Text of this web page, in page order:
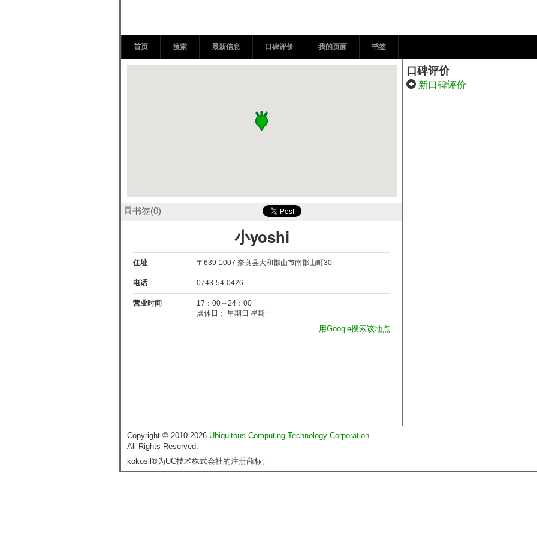
首页 搜索 最新信息 口碑评价 我的页面 书签
书签 0
小yoshi
住址 〒639-1007 奈良县大和郡山市南郡山町30
电话 0743-54-0426
营业时间
17：00～24：00
点休日； 星期日 星期一
用Google搜索该地点
口碑评价
新口碑评价
Copyright © 2010-2026 Ubiquitous Computing Technology Corporation.
All Rights Reserved.
kokosil®为UC技术株式会社的注册商标。